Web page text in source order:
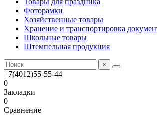
Товары для праздника
Фоторамки
Хозяйственные товары
Хранение и транспортировка
Школьные товары
Штемпельная продукция
×
+7(4012)55-55-44
0
Закладки
0
Сравнение